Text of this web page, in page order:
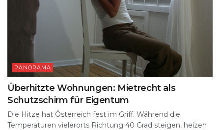
PANORAMA
Überhitzte Wohnungen: Mietrecht als
Schutzschirm für Eigentum
Die Hitze hat Österreich fest im Griff. Während die
Temperaturen vielerorts Richtung 40 Grad steigen, heizen